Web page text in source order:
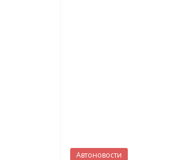
Автоновости